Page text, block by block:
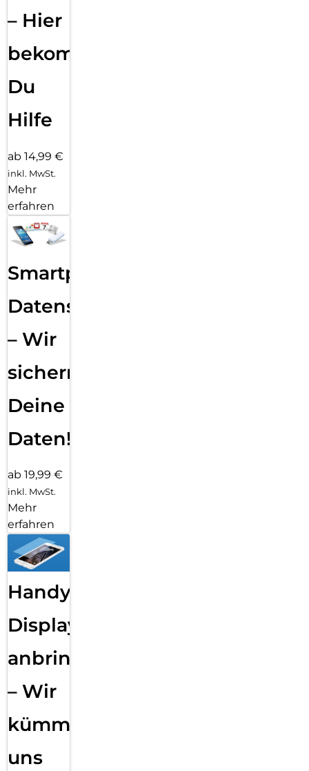
– Hier
bekommst
Du
Hilfe
ab 14,99 €
inkl. MwSt.
Mehr
erfahren
Smartphone
Datensicherung
– Wir
sichern
Deine
Daten!
ab 19,99 €
inkl. MwSt.
Mehr
erfahren
Handy
Displayfolie
anbringen
– Wir
kümmern
uns